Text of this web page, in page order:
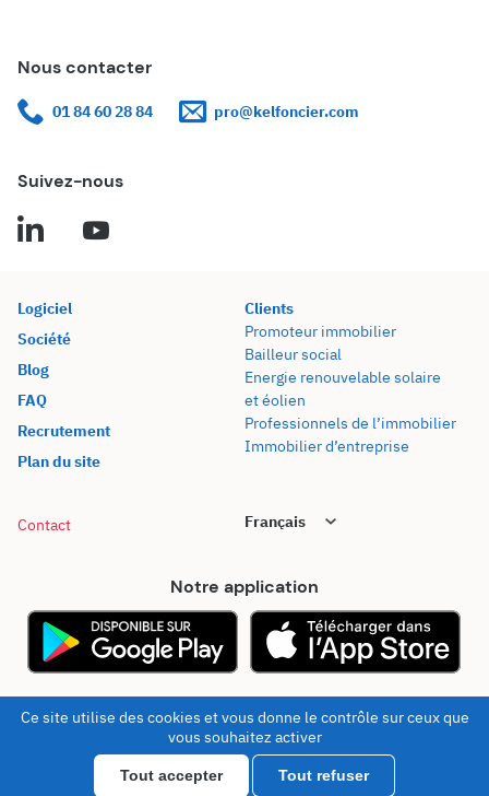
Tester KelFoncier
Nous contacter
01 84 60 28 84 pro@kelfoncier.com
Suivez-nous
Logiciel
Société
Blog
FAQ
Recrutement
Plan du site
Clients
Promoteur immobilier
Bailleur social
Energie renouvelable solaire
et éolien
Professionnels de l’immobilier
Immobilier d’entreprise
Contact
Notre application
Ce site utilise des cookies et vous donne le contrôle sur ceux que
vous souhaitez activer
Tout accepter Tout refuser